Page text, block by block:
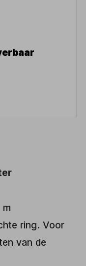
m
ring. Voor
van de